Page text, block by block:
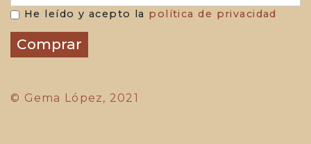
He leído y acepto la política de privacidad
© Gema López, 2021